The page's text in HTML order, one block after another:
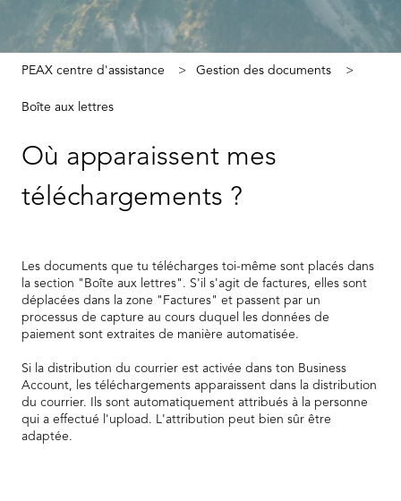
PEAX centre d'assistance Gestion des documents
Boîte aux lettres
Où apparaissent mes
téléchargements ?
Les documents que tu télécharges toi-même sont placés dans
la section "Boîte aux lettres". S'il s'agit de factures, elles sont
déplacées dans la zone "Factures" et passent par un
processus de capture au cours duquel les données de
paiement sont extraites de manière automatisée.
Si la distribution du courrier est activée dans ton Business
Account, les téléchargements apparaissent dans la distribution
du courrier. Ils sont automatiquement attribués à la personne
qui a effectué l'upload. L'attribution peut bien sûr être
adaptée.